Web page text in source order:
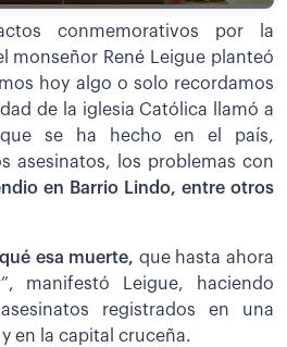
conmemorativos por la
monseñor René Leigue planteó
hoy algo o solo recordamos
de la iglesia Católica llamó a
se ha hecho en el país,
asesinatos, los problemas con
en Barrio Lindo, entre otros
esa muerte, que hasta ahora
manifestó Leigue, haciendo
registrados en una
en la capital cruceña.